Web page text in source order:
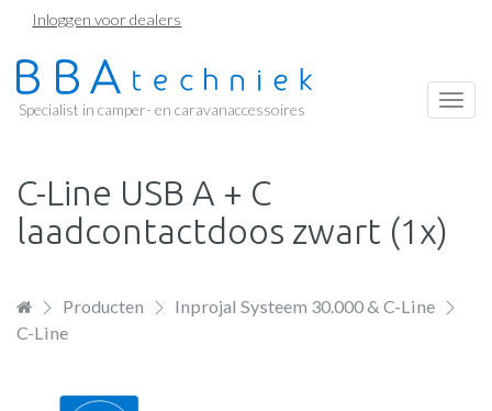
Overslaan
naar
de
Inloggen voor dealers
Specialist in camper- en caravanaccessoires
C-Line USB A + C
laadcontactdoos zwart (1x)
Producten
Inprojal Systeem 30.000 & C-Line
C-Line